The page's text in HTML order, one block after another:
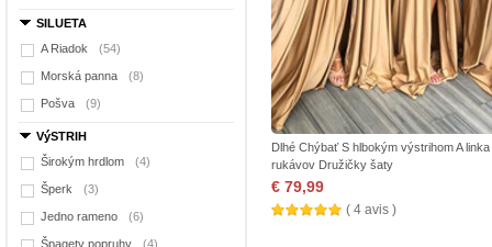
SILUETA
A Riadok
(54)
Morská panna (8)
Pošva (9)
VýSTRIH
Širokým hrdlom
(4)
Šperk (3)
Jedno rameno (6)
Špagety popruhy (4)
Dlhé Chýbať S hlbokým výstrihom A
rukávov Družičky šaty
€ 79,99
( 4 avis )